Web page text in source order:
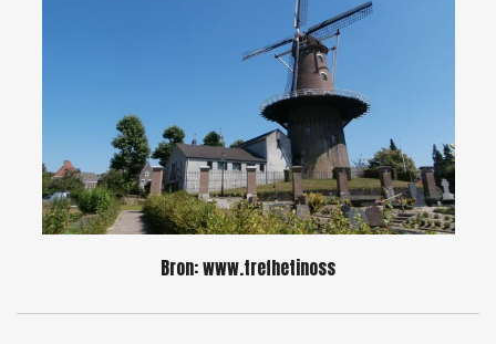
Bron: www.trefhetinoss